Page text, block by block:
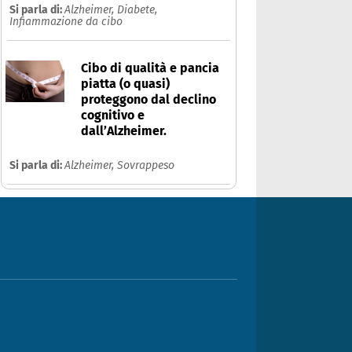
Si parla di:Alzheimer, Diabete,
Infiammazione da cibo
Cibo di qualità e pancia
piatta (o quasi)
proteggono dal declino
cognitivo e
dall’Alzheimer.
Si parla di:Alzheimer, Sovrappeso